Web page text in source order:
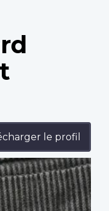
le profil